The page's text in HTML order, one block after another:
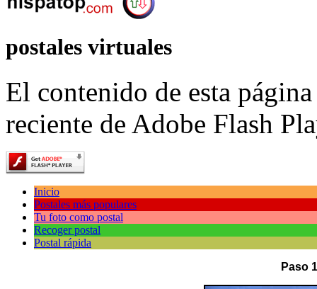
postales virtuales
El contenido de esta
reciente de Adobe Flash
Inicio
Postales más populares
Tu foto como postal
Recoger postal
Postal rápida
Paso